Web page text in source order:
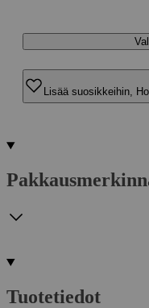
Lisää suosikkeihin,
Tuotetiedot